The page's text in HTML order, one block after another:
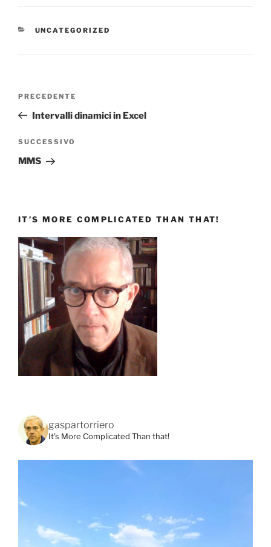
CATEGORIE
UNCATEGORIZED
Articolo
precedente:
PRECEDENTE
Intervalli dinamici in Excel
Articolo
successivo
SUCCESSIVO
MMS
IT’S MORE COMPLICATED THAN THAT!
gaspartorriero
It's More Complicated Than that!